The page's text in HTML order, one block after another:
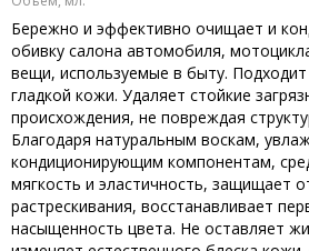
Бережно и эффективно очищает и
обивку салона автомобиля,
вещи, используемые в быту. Подходит
гладкой кожи. Удаляет стойкие
происхождения, не повреждая
Благодаря натуральным воскам,
кондиционирующим компонентам,
мягкость и эластичность, защищает
растрескивания, восстанавливает
насыщенность цвета. Не оставляет